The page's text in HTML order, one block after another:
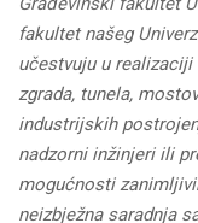
fakultet našeg
učestvuju u
zgrada, tunela,
industrijskih
nadzorni inžinjeri ili
mogućnosti
neizbježna saradnja